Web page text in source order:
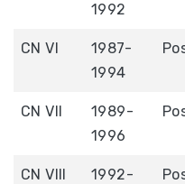
1992
CN VI
1987-
1994
CN VII
1989-
1996
CN VIII
1992-